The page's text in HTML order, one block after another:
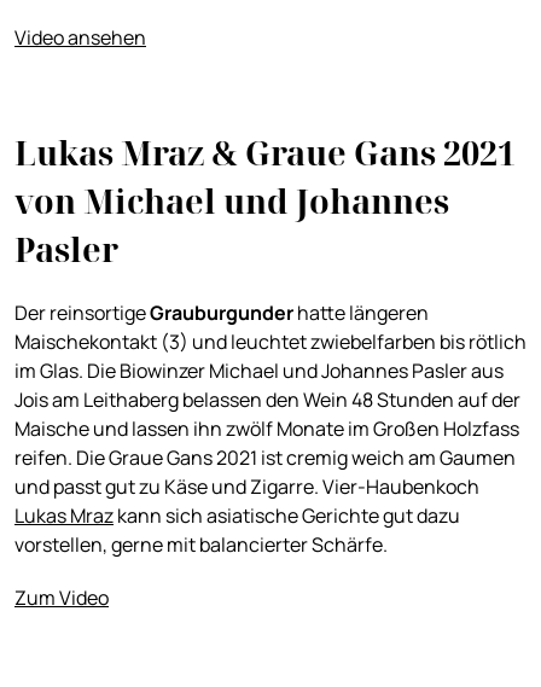
Video ansehen
Lukas Mraz & Graue Gans 2021
von Michael und Johannes
Pasler
Der reinsortigeGrauburgunderhatte längeren
Maischekontakt (3) und leuchtet zwiebelfarben bis rötlich
im Glas. Die Biowinzer Michael und Johannes Pasler aus
Jois am Leithaberg belassen den Wein 48 Stunden auf der
Maische und lassen ihn zwölf Monate im Großen Holzfass
reifen. Die Graue Gans 2021 ist cremig weich am Gaumen
und passt gut zu Käse und Zigarre. Vier-Haubenkoch
Lukas Mrazkann sich asiatische Gerichte gut dazu
vorstellen, gerne mit balancierter Schärfe.
Zum Video